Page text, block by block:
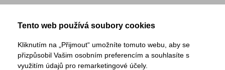
Tento web používá soubory cookies
Kliknutím na „Přijmout“ umožníte tomuto webu, aby se
přizpůsobil Vašim osobním preferencím a souhlasíte s
využitím údajů pro remarketingové účely.